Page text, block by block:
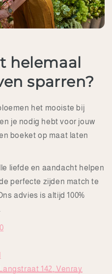
helemaal
sparren?
het mooiste bij
je nodig hebt voor jouw
boeket op maat laten
liefde en aandacht helpen
perfecte zijden match te
advies is altijd 100%
Langstraat 142, Venray